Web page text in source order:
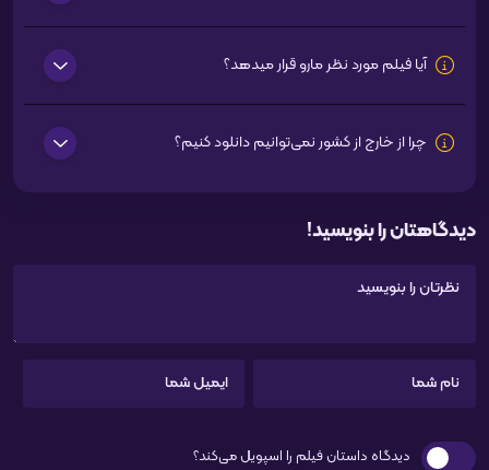
آیا فیلم مورد نظر مارو قرار میدهد؟
چرا از خارج از کشور نمی‌توانیم دانلود کنیم؟
دیدگاهتان را بنویسید!
دیدگاه داستان فیلم را اسپویل می‌کند؟